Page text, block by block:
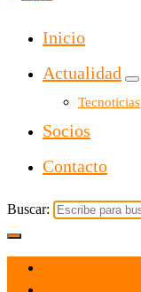
Yacal micro hosting
Inicio
Actualidad
Tecnoticias
Socios
Contacto
Buscar: